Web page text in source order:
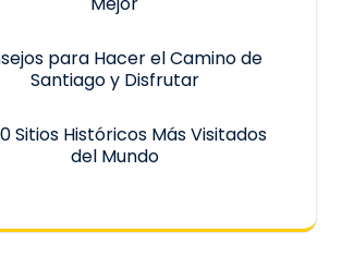
para Hacer el Camino de
Santiago y Disfrutar
Sitios Históricos Más Visitados
del Mundo